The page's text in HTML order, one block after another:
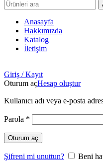
Anasayfa
Hakkımızda
Katalog
İletişim
Giriş / Kayıt
Oturum açHesap oluştur
Kullanıcı adı veya e-posta
Parola *
Oturum aç
Şifreni mi unuttun? Beni